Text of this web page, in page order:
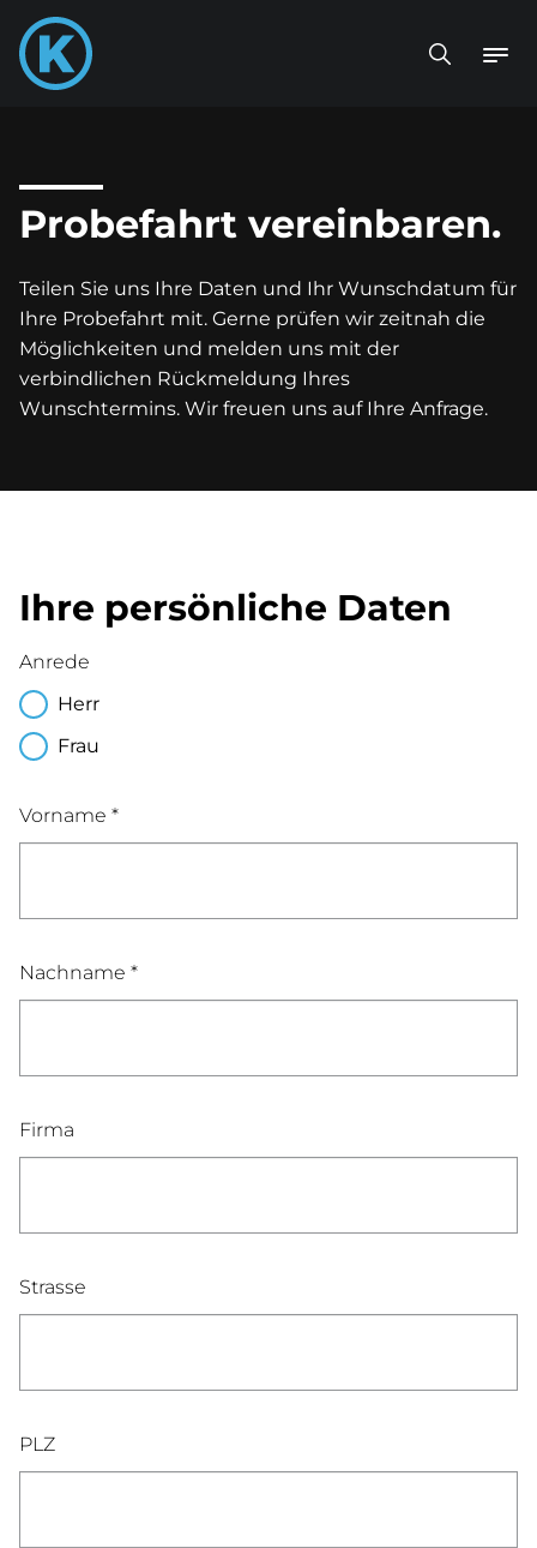
Probefahrt vereinbaren.
Teilen Sie uns Ihre Daten und Ihr Wunschdatum für
Ihre Probefahrt mit. Gerne prüfen wir zeitnah die
Möglichkeiten und melden uns mit der
verbindlichen Rückmeldung Ihres
Wunschtermins. Wir freuen uns auf Ihre Anfrage.
Ihre persönliche Daten
Anrede
Herr
Frau
Vorname *
Nachname *
Firma
Strasse
PLZ